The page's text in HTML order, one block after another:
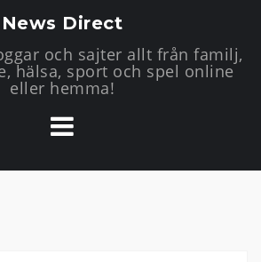
News Direct
och sajter allt från familj,
hälsa, sport och spel online
eller hemma!